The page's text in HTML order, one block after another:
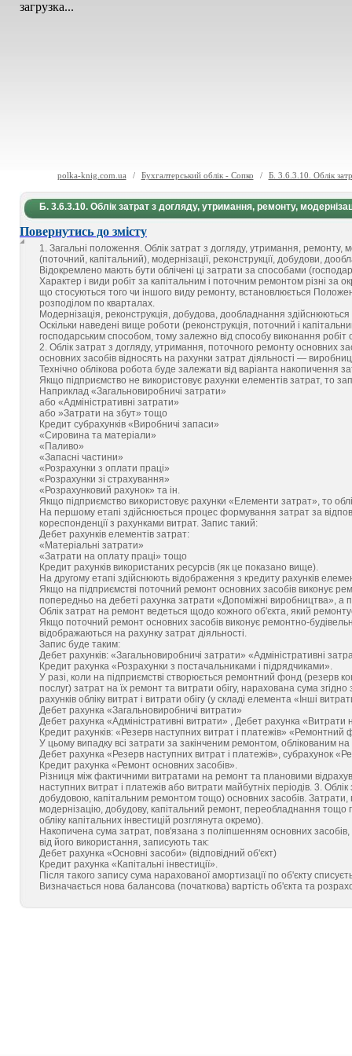
загрузка...
polka-knig.com.ua / Бухгалтерський облік - Сопко / Б. 3.6.3.10. Облік
Б. 3.6.3.10. Облік затрат з догляду, утримання, ремонту,
Повернутись до змісту
1. Загальні положення. Облік затрат з догляду, утримання, ремонту,
(поточний, капітальний), модернізації, реконструкції, добудови,
Відокремлено мають бути облічені ці затрати за способами
Характер і види робіт за капітальним і поточним ремонтом різні за
що стосуються того чи іншого виду ремонту, встановлюється
розподілом по кварталах.
Модернізація, реконструкція, добудова, дообладнання здійснюються
Оскільки наведені вище роботи (реконструкція, поточний і
господарським способом, тому залежно від способу виконання робіт
2. Облік затрат з догляду, утримання, поточного ремонту основних
основних засобів відносять на рахунки затрат діяльності —
Технічно облікова робота буде залежати від варіанта накопичення
Якщо підприємство не використовує рахунки елементів затрат, то
Наприклад «Загальновиробничі затрати»
або «Адміністративні затрати»
або »Затрати на збут» тощо
Кредит субрахунків «Виробничі запаси»
«Сировина та матеріали»
«Паливо»
«Запасні частини»
«Розрахунки з оплати праці»
«Розрахунки зі страхування»
«Розрахунковий рахунок» та ін.
Якщо підприємство використовує рахунки «Елементи затрат», то
На першому етапі здійснюється процес формування затрат за
кореспонденції з рахунками витрат. Запис такий:
Дебет рахунків елементів затрат:
«Матеріальні затрати»
«Затрати на оплату праці» тощо
Кредит рахунків використаних ресурсів (як це показано вище).
На другому етапі здійснюють відображення з кредиту рахунків
Якщо на підприємстві поточний ремонт основних засобів виконує
попередньо на дебеті рахунка затрати «Допоміжні виробництва», а
Облік затрат на ремонт ведеться щодо кожного об'єкта, який
Якщо поточний ремонт основних засобів виконує ремонтно-
відображаються на рахунку затрат діяльності.
Запис буде таким:
Дебет рахунків: «Загальновиробничі затрати» «Адміністративні
Кредит рахунка «Розрахунки з постачальниками і підрядчиками».
У разі, коли на підприємстві створюється ремонтний фонд (резерв
послуг) затрат на їх ремонт та витрати обігу, нарахована сума
рахунків обліку витрат і витрати обігу (у складі елемента «Інші
Дебет рахунка «Загальновиробничі витрати»
Дебет рахунка «Адміністративні витрати» , Дебет рахунка «Витрати
Кредит рахунків: «Резерв наступних витрат і платежів» «Ремонтний
У цьому випадку всі затрати за закінченим ремонтом, облікованим
Дебет рахунка «Резерв наступних витрат і платежів», субрахунок
Кредит рахунка «Ремонт основних засобів».
Різниця між фактичними витратами на ремонт та плановими
наступних витрат і платежів або витрати майбутніх періодів. 3.
добудовою, капітальним ремонтом тощо) основних засобів.
модернізацію, добудову, капітальний ремонт, переобладнання тощо
обліку капітальних інвестицій розглянута окремо).
Накопичена сума затрат, пов'язана з поліпшенням основних
від його використання, записують так:
Дебет рахунка «Основні засоби» (відповідний об'єкт)
Кредит рахунка «Капітальні інвестиції».
Після такого запису сума нарахованої амортизації по об'єкту
Визначається нова балансова (початкова) вартість об'єкта та